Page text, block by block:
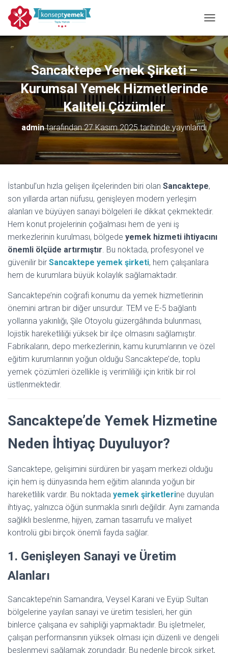
Sancaktepe Yemek Şirketi –
Kurumsal Yemek Hizmetlerinde
Kaliteli Çözümler
admintarafından27 Kasım 2025tarihinde yayınlandı
İstanbul’un hızla gelişen ilçelerinden biri olan Sancaktepe,
son yıllarda artan nüfusu, genişleyen modern yerleşim
alanları ve büyüyen sanayi bölgeleri ile dikkat çekmektedir.
Hem konut projelerinin çoğalması hem de yeni iş
merkezlerinin kurulması, bölgede yemek hizmeti ihtiyacını
önemli ölçüde artırmıştır. Bu noktada, profesyonel ve
güvenilir bir Sancaktepe yemek şirketi, hem çalışanlara
hem de kurumlara büyük kolaylık sağlamaktadır.
Sancaktepe’nin coğrafi konumu da yemek hizmetlerinin
önemini artıran bir diğer unsurdur. TEM ve E-5 bağlantı
yollarına yakınlığı, Şile Otoyolu güzergâhında bulunması,
lojistik hareketliliği yüksek bir ilçe olmasını sağlamıştır.
Fabrikaların, depo merkezlerinin, kamu kurumlarının ve özel
eğitim kurumlarının yoğun olduğu Sancaktepe’de, toplu
yemek çözümleri özellikle iş verimliliği için kritik bir rol
üstlenmektedir.
Sancaktepe’de Yemek Hizmetine
Neden İhtiyaç Duyuluyor?
Sancaktepe, gelişimini sürdüren bir yaşam merkezi olduğu
için hem iş dünyasında hem eğitim alanında yoğun bir
hareketlilik vardır. Bu noktada yemek şirketlerine duyulan
ihtiyaç, yalnızca öğün sunmakla sınırlı değildir. Aynı zamanda
sağlıklı beslenme, hijyen, zaman tasarrufu ve maliyet
kontrolü gibi birçok önemli fayda sağlar.
1. Genişleyen Sanayi ve Üretim
Alanları
Sancaktepe’nin Samandıra, Veysel Karani ve Eyüp Sultan
bölgelerine yayılan sanayi ve üretim tesisleri, her gün
binlerce çalışana ev sahipliği yapmaktadır. Bu işletmeler,
çalışan performansının yüksek olması için düzenli ve dengeli
beslenmeyi sağlamak zorundadır. Bu nedenle birçok şirket,